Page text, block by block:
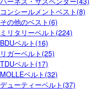
コンシールメントベスト(8)
その他のベスト(6)
ミリタリーベルト(224)
BDUベルト(16)
リガーベルト(25)
TDUベルト(17)
MOLLEベルト(32)
デューティーベルト(37)